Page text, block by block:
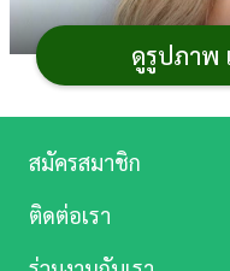
ดูรูปภาพ
ดู
หนัง
สมัครสมาชิก
ติดต่อเรา